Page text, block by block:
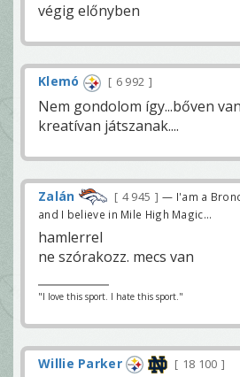
végig előnyben
Klemó 6 992
Nem gondolom így...bőven
kreatívan játszanak....
Zalán 4 945
— I'am a
and I believe in Mile High Magic...
hamlerrel
ne szórakozz. mecs van
"I love this sport. I hate this sport."
Willie Parker 18 100